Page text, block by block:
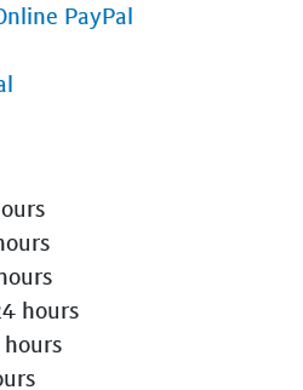
PayPal
hours